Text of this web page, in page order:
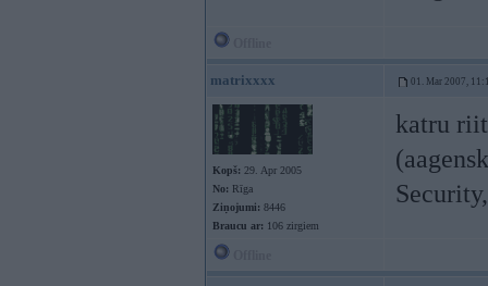
matrixxxx 01. Mar 2007,
Kopš: 29. Apr 2005
No: Rīga
Ziņojumi: 8446
Braucu ar: 106 zirgiem
katru